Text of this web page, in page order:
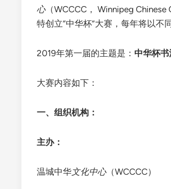
心（WCCCC， Winnipeg
特创立“中华杯”大赛，每年将以不
2019年第一届的主题是： 中华杯
大赛内容如下：
一、组织机构：
主办：
温城中华文化中心（WCCCC）